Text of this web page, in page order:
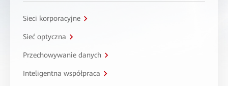
Sieci korporacyjne
Sieć optyczna
Przechowywanie danych
Inteligentna współpraca